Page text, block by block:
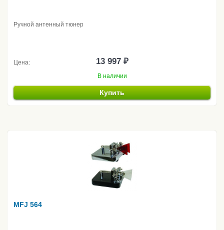
Ручной антенный тюнер
Цена: 13 997 ₽
В наличии
Купить
MFJ 564